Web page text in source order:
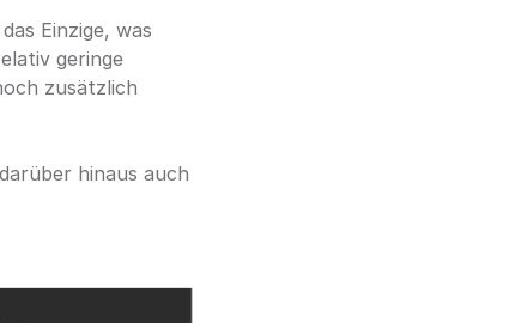
Einzige, was
geringe
zusätzlich
hinaus auch